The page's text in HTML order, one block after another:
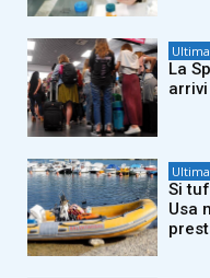
La
arrivi
Si
Usa